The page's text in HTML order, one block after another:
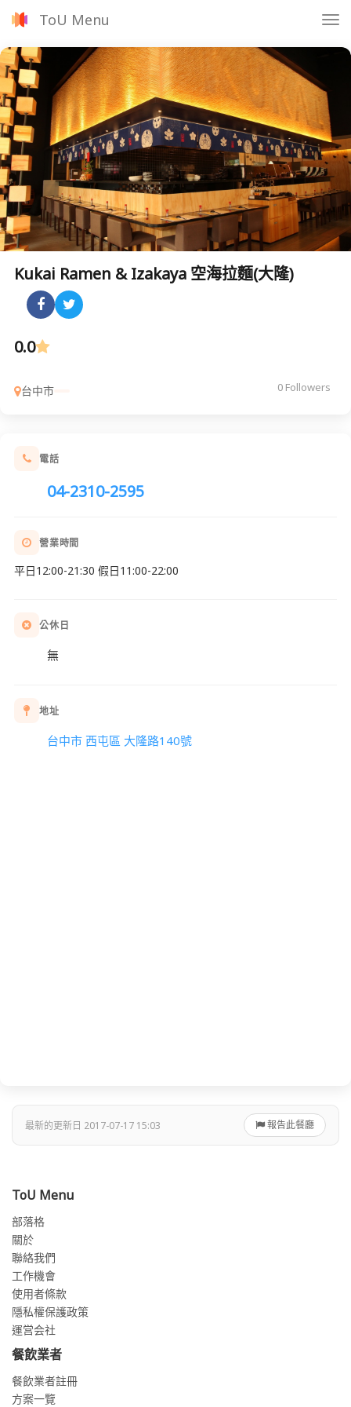
ToU Menu
Kukai Ramen & Izakaya 空海拉麵(大隆)
0.0
台中市 0 Followers
電話
04-2310-2595
營業時間
平日12:00-21:30 假日11:00-22:00
公休日
無
地址
台中市 西屯區 大隆路140號
最新的更新日 2017-07-17 15:03 報告此餐廳
ToU Menu
部落格
關於
聯絡我們
工作機會
使用者條款
隱私權保護政策
運営会社
餐飲業者
餐飲業者註冊
方案一覽